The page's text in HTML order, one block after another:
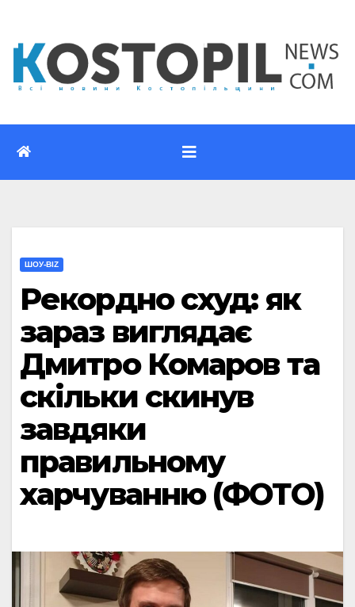
вмісту
ШОУ-BIZ
Рекордно схуд: як
зараз виглядає
Дмитро Комаров та
скільки скинув
завдяки
правильному
харчуванню (ФОТО)